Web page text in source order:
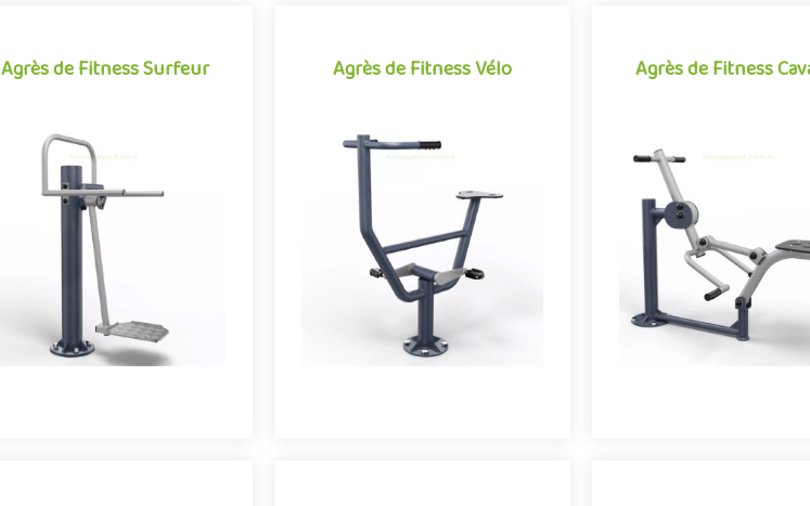
Agrès de Fitness Surfeur
Agrès de Fitness Surfeur
Agrès de fitness de plein air
conjuguant activités sportives et
expériences ludiques, le Surfeur se
démarque par son caractèr..
Offre partenaire
Agrès de Fitness Vélo
Agrès de Fitness Vélo
Agrès de fitness de plein air
conjuguant activités sportives et
expériences ludiques, le Vélo se
démarque par son caractère à..
Offre partenaire
Agrès de Fitness
Agrès de Fitness
Agrès de fitness de
conjuguant activités
expériences ludiques, le
démarque par son
Offre partenaire